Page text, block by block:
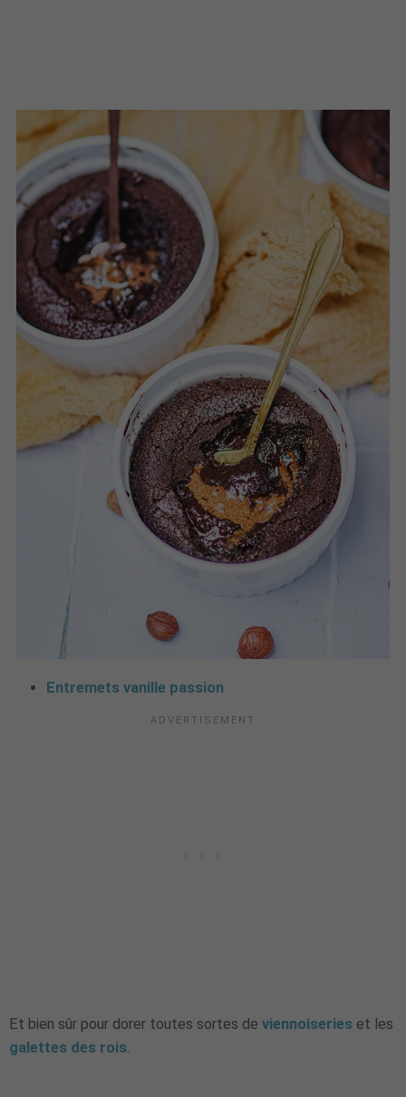
Entremets vanille passion
Et bien sûr pour dorer toutes sortes de viennoiseries et les
galettes des rois